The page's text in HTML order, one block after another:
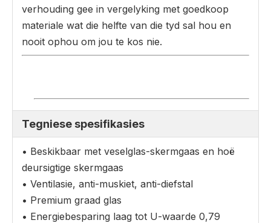
verhouding gee in vergelyking met goedkoop
materiale wat die helfte van die tyd sal hou en
nooit ophou om jou te kos nie.
Tegniese spesifikasies
• Beskikbaar met veselglas-skermgaas en hoë
deursigtige skermgaas
• Ventilasie, anti-muskiet, anti-diefstal
• Premium graad glas
• Energiebesparing laag tot U-waarde 0,79